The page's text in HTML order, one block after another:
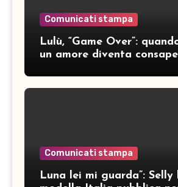
Comunicati stampa
Lulù, “Game Over”:
un amore diventa
Comunicati stampa
Luna lei mi guarda”: Selly